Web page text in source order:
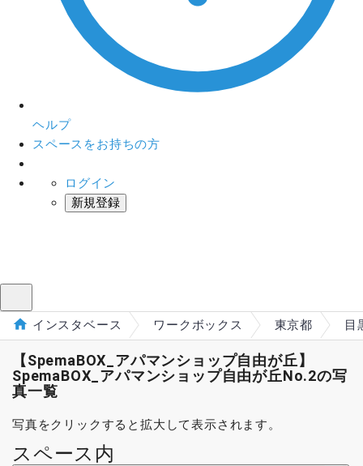
ヘルプ
スペースをお持ちの方
ログイン
新規登録
インスタベース ワークボックス 東京都 目
【SpemaBOX_アパマンショップ自由が丘】
SpemaBOX_アパマンショップ自由が丘No.2の写
真一覧
写真をクリックすると拡大して表示されます。
スペース内